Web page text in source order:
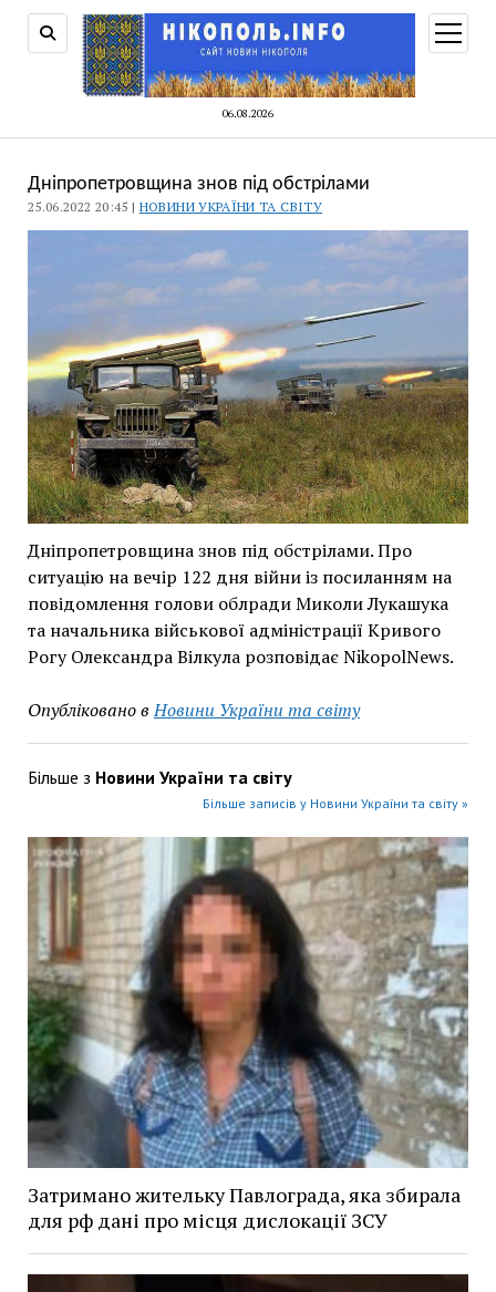
06.08.2026
меню
Дніпропетровщина знов під обстрілами
25.06.2022 20:45 | НОВИНИ УКРАЇНИ ТА СВІТУ
Дніпропетровщина знов під обстрілами. Про
ситуацію на вечір 122 дня війни із посиланням на
повідомлення голови облради Миколи Лукашука
та начальника військової адміністрації Кривого
Рогу Олександра Вілкула розповідає NikopolNews.
Опубліковано в Новини України та світу
Більше з Новини України та світу
Більше записів у Новини України та світу »
Затримано жительку Павлограда, яка збирала
для рф дані про місця дислокації ЗСУ